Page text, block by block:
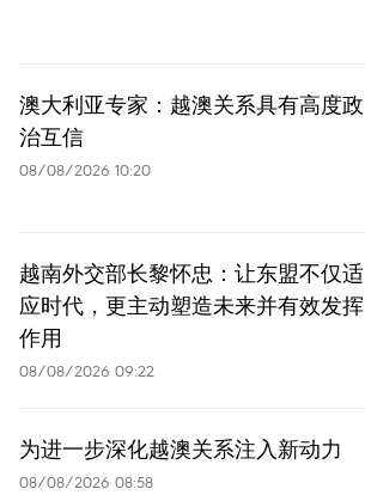
澳大利亚专家：越澳关系具有高度政
治互信
08/08/2026 10:20
越南外交部长黎怀忠：让东盟不仅适
应时代，更主动塑造未来并有效发挥
作用
08/08/2026 09:22
为进一步深化越澳关系注入新动力
08/08/2026 08:58